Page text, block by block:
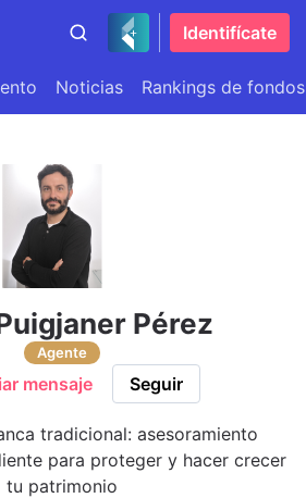
Identifícate
Noticias Rankings de fondos
Pérez
Agente
mensaje Seguir
tradicional: asesoramiento
para proteger y hacer crecer
tu patrimonio